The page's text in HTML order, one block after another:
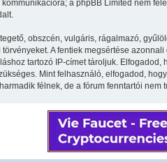
a phpBB Limited nem
obszcén, vulgáris, rágalmazó,
A fentiek megsértése
tartozó IP-címet tároljuk.
Mint felhasználó, elfogadod,
félnek, de a fórum fenntartói